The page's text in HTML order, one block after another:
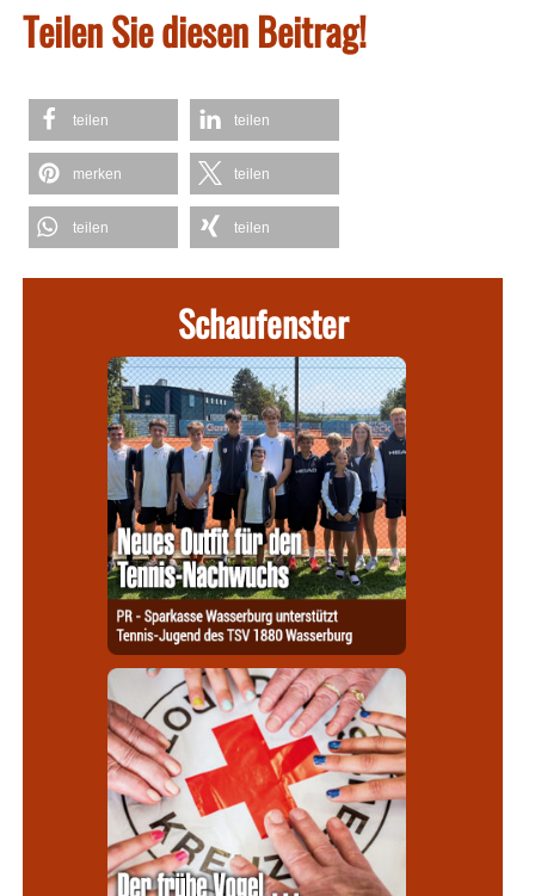
Teilen Sie diesen Beitrag!
teilen teilen
merken teilen
teilen teilen
Schaufenster